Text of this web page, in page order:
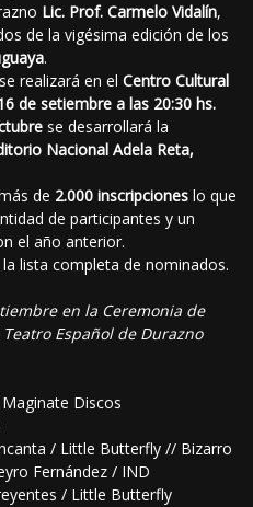
Lic. Prof. Carmelo Vidalín,
de la vigésima edición de los
.
realizará en elCentro Cultural
de setiembre a las 20:30 hs.
se desarrollará la
Nacional Adela Reta,
de 2.000 inscripciones lo que
de participantes y un
el año anterior.
lista completa de nominados.
en la Ceremonia de
Español de Durazno
Discos
/ Little Butterfly // Bizarro
Fernández / IND
/ Little Butterfly